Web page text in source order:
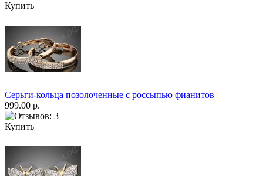
Купить
Серьги-кольца позолоченные с россыпью фианитов
999.00 р.
Купить